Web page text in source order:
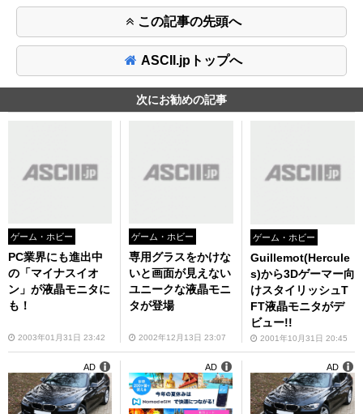
この記事の先頭へ
ASCII.jpトップへ
次にお勧めの記事
ゲーム・ホビー
PC業界にも進出中
の「マイナスイオ
ン」が液晶モニタに
も！
2003年01月31日 23:42
ゲーム・ホビー
専用グラスをかけな
いと画面が見えない
ユニークな液晶モニ
タが登場
2002年12月13日 23:07
ゲーム・ホビー
Guillemot(Hercule
s)から3Dゲーマー向
けスタイリッシュT
FT液晶モニタがデ
ビュー!!
2001年10月31日 20:45
AD AD AD